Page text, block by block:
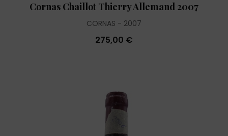
Cornas Chaillot Thierry Allemand 2007
CORNAS 2007
275,00 €